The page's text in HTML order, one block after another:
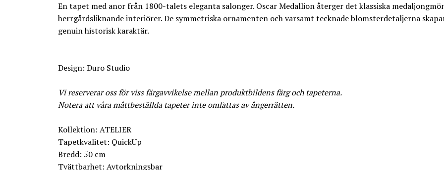
En tapet med anor från 1800-talets eleganta salonger. Oscar Medallion återger det klassiska
herrgårdsliknande interiörer. De symmetriska ornamenten och varsamt tecknade blomsterdetaljerna
genuin historisk karaktär.
Design: Duro Studio
Vi reserverar oss för viss färgavvikelse mellan produktbildens färg och tapeterna.
Notera att våra måttbeställda tapeter inte omfattas av ångerrätten.
Kollektion: ATELIER
Tapetkvalitet: QuickUp
Bredd: 50 cm
Tvättbarhet: Avtorkningsbar